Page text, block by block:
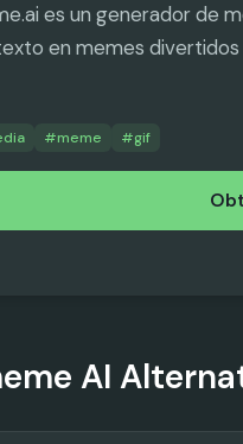
es un generador de
en memes divertidos
#meme #gif
AI